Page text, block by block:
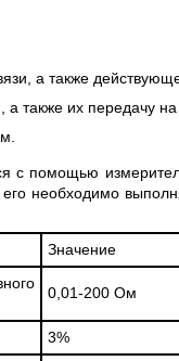
а также
а также их передачу
с помощью
необходимо
Значение
0,01-200 Ом
3%